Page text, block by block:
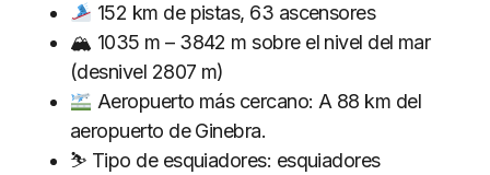
152 km de pistas, 63 ascensores
🏔 1035 m – 3842 m sobre el nivel del mar
(desnivel 2807 m)
Aeropuerto más cercano: A 88 km del
aeropuerto de Ginebra.
⛷ Tipo de esquiadores: esquiadores